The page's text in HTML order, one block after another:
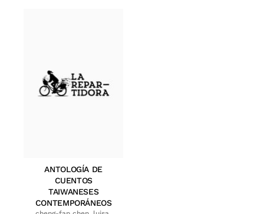
ANTOLOGÍA DE
CUENTOS
TAIWANESES
CONTEMPORÁNEOS